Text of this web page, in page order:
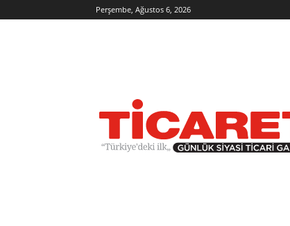
Perşembe, Ağustos 6, 2026